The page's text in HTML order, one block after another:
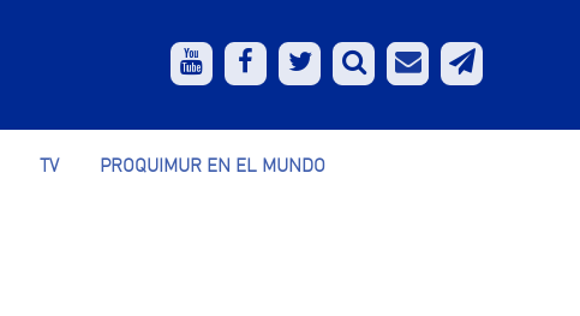
TV PROQUIMUR EN EL MUNDO